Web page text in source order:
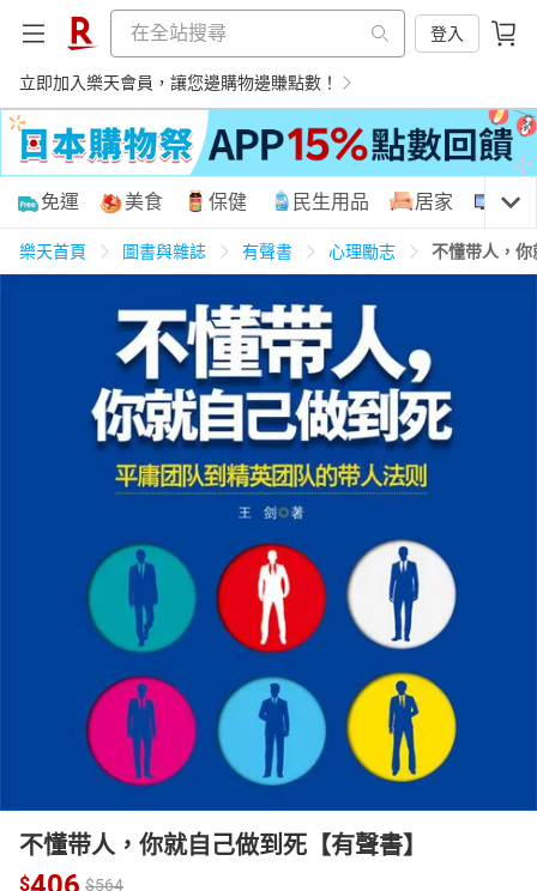
登入
立即加入樂天會員，讓您邊購物邊賺點數！
購物網分類
美食蛋糕 養生保健
居家生活 3C家電 運動休閒 親子玩具
化妝保養
日本購物 電子/紙本書
免運 美食 保健 民生用品 居家 3C
樂天首頁 圖書與雜誌 有聲書 心理勵志 不懂带人，
不懂带人，你就自己做到死【有聲書】
$ $564